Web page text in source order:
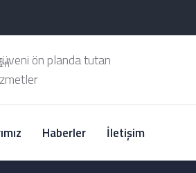
ön planda tutan
Haberler İletişim